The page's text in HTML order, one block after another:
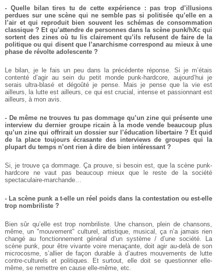
- Quelle bilan tires tu de cette expérience : pas trop d’illusions
perdues sur une scène qui ne semble pas si politisée qu’elle en a
l’air et qui reproduit bien souvent les schémas de consommation
classique ? Et qu’attendre de personnes dans la scène punk/hXc qui
sortent des zines où tu lis clairement qu’ils refusent de faire de la
politique ou qui disent que l’anarchisme correspond au mieux à une
phase de révolte adolescente ?
Le bilan, je le fais un peu dans la précédente réponse. Si je m’étais
contenté d’agir au sein du petit monde punk-hardcore, aujourd’hui je
serais ultra-blasé et dégoûté je pense. Mais je pense que la vie est
ailleurs, la lutte est ailleurs, ce qui est crucial, intense et passionnant est
ailleurs, à mon avis.
- De même ne trouves tu pas dommage qu’un zine qui présente une
interview du dernier groupe ricain à la mode vende beaucoup plus
qu’un zine qui offrirait un dossier sur l’éducation libertaire ? Et quid
de la place toujours écrasante des interviews de groupes qui la
plupart du temps n’ont rien à dire de bien intéressant ?
Si, je trouve ça dommage. Ça prouve, si besoin est, que la scène punk-
hardcore ne vaut pas beaucoup mieux que le reste de la société
spectaculaire-marchande…
- La scène punk a t-elle un réel poids dans la contestation ou est-elle
trop nombriliste ?
Bien sûr qu’elle est trop nombriliste. Une chanson, plein de chansons,
même, un "mouvement" culturel, artistique, musical, ça n’a jamais rien
changé au fonctionnement général d’un système / d’une société. La
scène punk, pour être vivante voire menaçante, doit agir au-delà de son
microcosme, s’allier de façon durable à d’autres mouvements de lutte
contre-culturels et politiques. Et surtout, elle doit se questionner elle-
même, se remettre en cause elle-même, etc.